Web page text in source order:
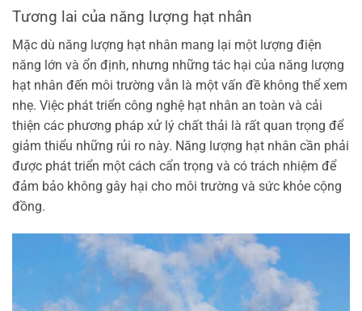
Tương lai của năng lượng hạt nhân
Mặc dù năng lượng hạt nhân mang lại một lượng điện
năng lớn và ổn định, nhưng những tác hại của năng lượng
hạt nhân đến môi trường vẫn là một vấn đề không thể xem
nhẹ. Việc phát triển công nghệ hạt nhân an toàn và cải
thiện các phương pháp xử lý chất thải là rất quan trọng để
giảm thiểu những rủi ro này. Năng lượng hạt nhân cần phải
được phát triển một cách cẩn trọng và có trách nhiệm để
đảm bảo không gây hại cho môi trường và sức khỏe cộng
đồng.